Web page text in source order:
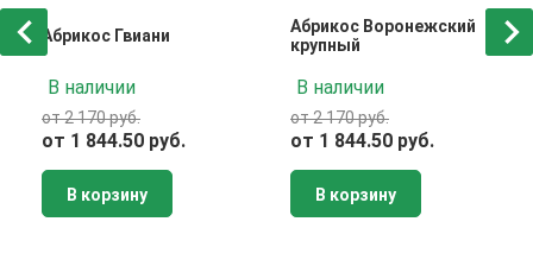
Абрикос Гвиани
В наличии
от 2 170 руб.
от 1 844.50 руб.
В корзину
Абрикос Воронежский
крупный
В наличии
от 2 170 руб.
от 1 844.50 руб.
В корзину